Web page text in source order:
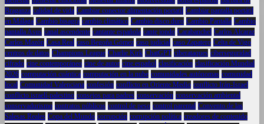
Braganza calidad de vida Cambiar conector alimentación portatil Cambiar pantalla portátil
en Málaga Cambio bisagra cambio climático Cambio disco duro Cambio Pantalla Cambio
pantalla Asus canal ascendente cantante española cante jondo Carabanchel Carlos Alcaraz
Carlos Mazón Casa Real caso Begoña Gómez caso judicial caso Zapatero Celta de Vigo
centros de datos Champions League Charlie Kirk ChatGPT ciberataques ciberseguridad
cifrado cine contemporáneo cine de autor cine español clasificación clasificación Mundial
2026 computación cuántica computación en la nube comunidades autónomas comunidad
local Comunidad Valenciana confesión conflicto en Oriente Medio conflicto Irán-Israel
conflicto israelí-palestino consejos para padres conservación conservación ambiental
conservadurismo contratos públicos control de peso control parental Convento de las
Salesas Reales Copa del Mundo corrupción corrupción política creadores de contenido